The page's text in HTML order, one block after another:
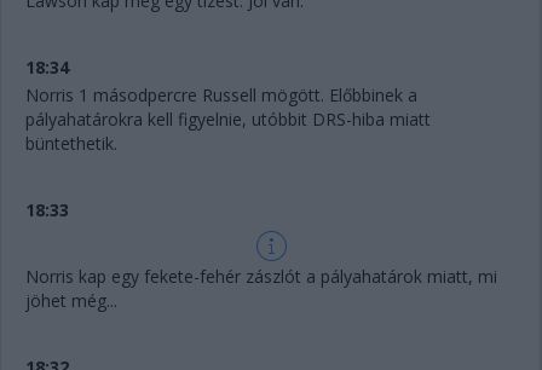
18:34
Norris 1 másodpercre Russell mögött. Előbbinek a
pályahatárokra kell figyelnie, utóbbit DRS-hiba miatt
büntethetik.
18:33
Norris kap egy fekete-fehér zászlót a pályahatárok miatt, mi
jöhet még...